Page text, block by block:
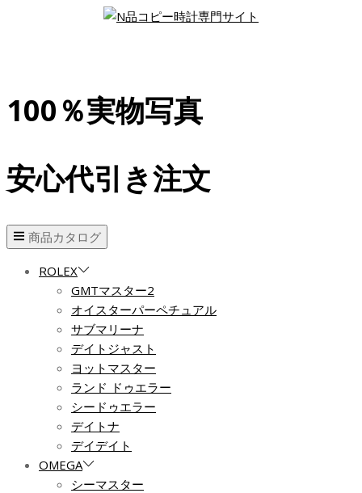
100％実物写真
安心代引き注文
商品カタログ
ROLEX
GMTマスター2
オイスターパーペチュアル
サブマリーナ
デイトジャスト
ヨットマスター
ランド ドゥエラー
シードゥエラー
デイトナ
デイデイト
OMEGA
シーマスター